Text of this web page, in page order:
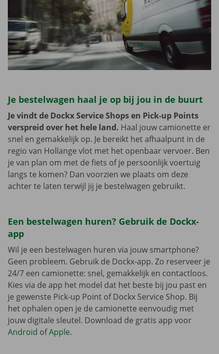
Je bestelwagen haal je op bij jou in de buurt
Je vindt de Dockx Service Shops en Pick-up Points
verspreid over het hele land. Haal jouw camionette er
snel en gemakkelijk op. Je bereikt het afhaalpunt in de
regio van Hollange vlot met het openbaar vervoer. Ben
je van plan om met de fiets of je persoonlijk voertuig
langs te komen? Dan voorzien we plaats om deze
achter te laten terwijl jij je bestelwagen gebruikt.
Een bestelwagen huren? Gebruik de Dockx-
app
Wil je een bestelwagen huren via jouw smartphone?
Geen probleem. Gebruik de Dockx-app. Zo reserveer je
24/7 een camionette: snel, gemakkelijk en contactloos.
Kies via de app het model dat het beste bij jou past en
je gewenste Pick-up Point of Dockx Service Shop. Bij
het ophalen open je de camionette eenvoudig met
jouw digitale sleutel. Download de gratis app voor
Android ofApple.